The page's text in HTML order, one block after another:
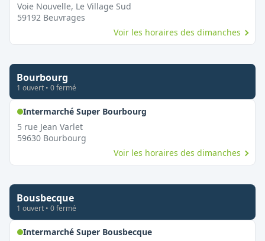
Voie Nouvelle, Le Village Sud
59192 Beuvrages
Voir les horaires des dimanches
Bourbourg
1 ouvert • 0fermé
Intermarché Super Bourbourg,
5 rue Jean Varlet
59630 Bourbourg
Voir les horaires des dimanches
Bousbecque
1 ouvert • 0fermé
Intermarché Super Bousbecque,